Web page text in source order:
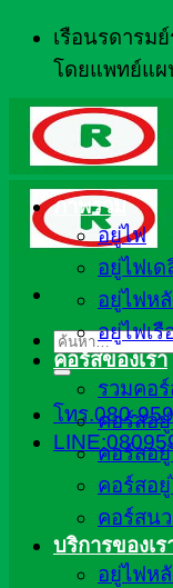
ข้าม
ยัง
เนื้อหา
เรือนรดารม
โดยแพทย์แ
ค้นหา:
โทร.080-
ภาพรวม
อยู่ไฟ
อยู่ไฟเด
อยู่ไฟห
อยู่ไฟเ
คอร์สของเรา
รวมคอร์
คอร์สอ
คอร์สอ
คอร์สอ
คอร์สน
บริการของเร
อยู่ไฟห